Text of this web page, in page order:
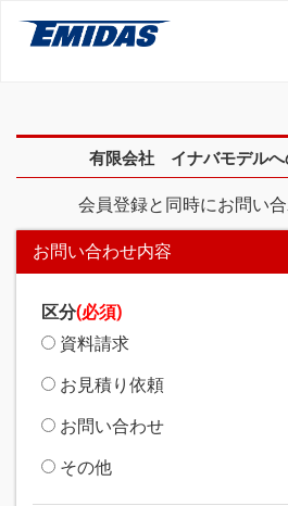
有限会社 イナバモデルへ
会員登録と同時にお問い合
お問い合わせ内容
区分(必須)
資料請求
お見積り依頼
お問い合わせ
その他